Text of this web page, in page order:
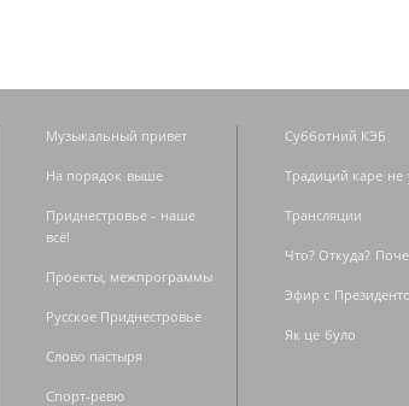
Музыкальный привет
На порядок выше
Приднестровье - наше
всё!
Проекты, межпрограммы
Русское Приднестровье
Слово пастыря
Спорт-ревю
Субботний КЭБ
Традиций каре не
Трансляции
Что? Откуда?
Эфир с
Як це було